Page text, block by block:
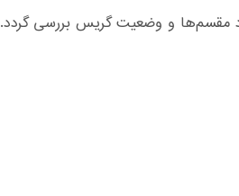
مقسم‌ها و وضعیت گریس بررسی گردد.